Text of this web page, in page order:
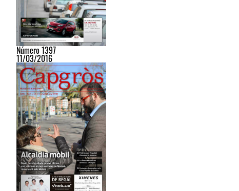
Número 1397
11/03/2016